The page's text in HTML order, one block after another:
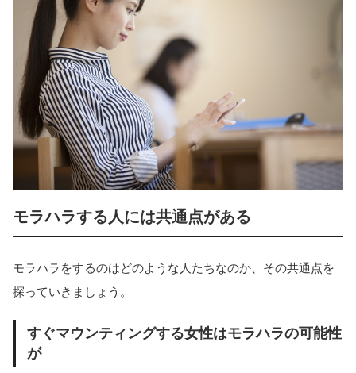
モラハラする人には共通点がある
モラハラをするのはどのような人たちなのか、その共通点を
探っていきましょう。
すぐマウンティングする女性はモラハラの可能性
が